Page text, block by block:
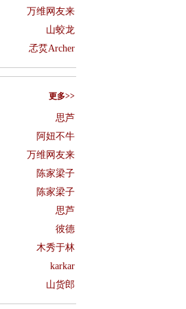
万维网友来
山蛟龙
孞烎Archer
更多>>
思芦
阿妞不牛
万维网友来
陈家梁子
陈家梁子
思芦
彼德
木秀于林
karkar
山货郎